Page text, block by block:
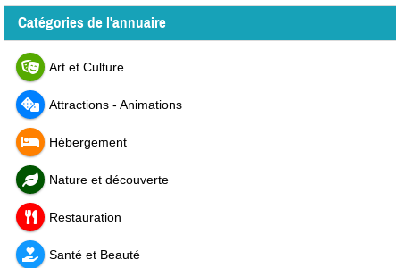
Catégories de l'annuaire
Art et Culture
Attractions - Animations
Hébergement
Nature et découverte
Restauration
Santé et Beauté